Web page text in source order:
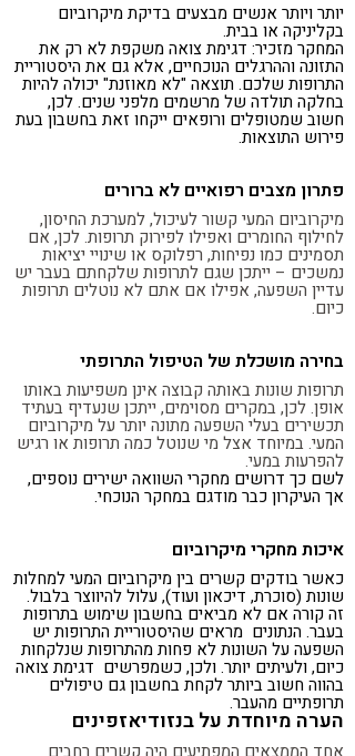
יותר ויותר אנשים מבצעים בדיקת מיקרוביום
בקליניקה או בבית.
המחקר מזכיר: דגימת צואה משקפת לא רק את
התזונה וההרגלים הנוכחיים, אלא גם את היסטוריית
התרופות שלכם. תוצאה "לא מאוזנת" יכולה להיות
בחלקה תולדה של מרשמים מלפני שנים. לכן,
חשוב שמטופלים ורופאים ייקחו זאת בחשבון בעת
פירוש התוצאות.
פתרון מצבים רפואיים לא ברורים
מיקרוביום המעי קשור לעיכול, למערכת החיסון,
לחילוף החומרים ואפילו לפירוק תרופות. לכן, אם
תסמינים כמו נפיחות, רפלוקס או שינויי יציאות
נמשכים – ייתכן שגם לתרופות שלקחתם בעבר יש
עדיין השפעה, אפילו אם אתם לא נוטלים תרופות
כיום.
בחירה מושכלת של הטיפול התרופתי
תרופות שונות באותה קבוצה אינן משפיעות באותו
אופן. לכן, במקרים מסוימים, ייתכן שנעדיף בעתיד
תכשירים בעלי השפעה מתונה יותר על מיקרוביום
המעי. במיוחד אצל מי שנוטל כמה תרופות או רגיש
להפרעות במעי.
לשם כך דרושים מחקרי השוואה ישירים נוספים,
אך העיקרון כבר מודגם במחקר הנוכחי.
איכות מחקרי מיקרוביום
כאשר בודקים קשרים בין מיקרוביום המעי למחלות
שונות (סוכרת, דיכאון ועוד), עלול להיווצר בלבול.
זה קורה אם לא מביאים בחשבון שימוש בתרופות
בעבר. הנתונים מראים שהיסטוריית התרופות יש
השפעה על השונות לא פחות מהתרופות שנלקחות
כיום, ולעיתים יותר. ולכן, כשמפרשים דגימת צואה
בהווה חשוב ביותר לקחת בחשבון גם טיפולים
תרופתיים מהעבר.
הערה מיוחדת על בנזודיאזפינים